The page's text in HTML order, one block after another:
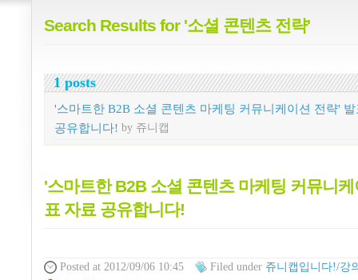
Search Results for '소셜 콘텐츠 전략'
1 posts
'스마트한 B2B 소셜 콘텐츠 마케팅 커뮤니케이션 전략'
공유합니다! by 쥬니캡
'스마트한 B2B 소셜 콘텐츠 마케팅 커뮤니
표 자료 공유합니다!
Posted at 2012/09/06 10:45 Filedunder 쥬니캡입니다!/강